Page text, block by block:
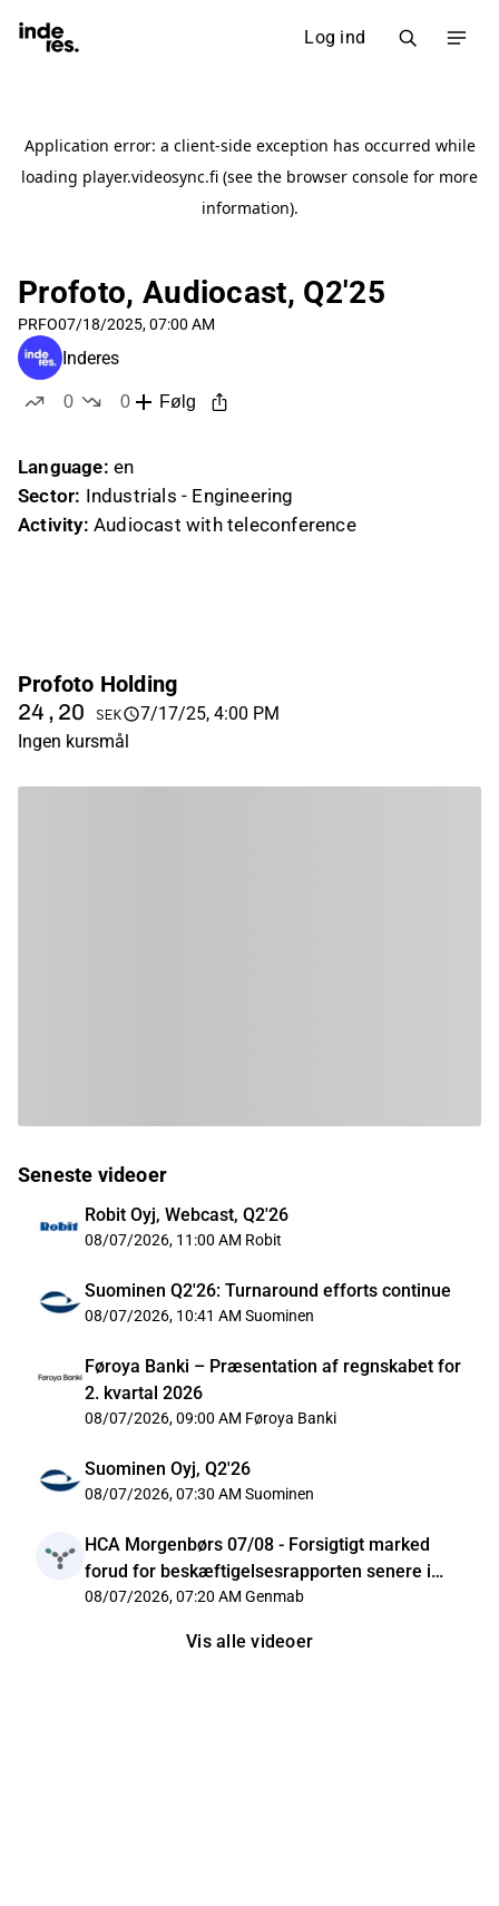
Log ind
Profoto, Audiocast, Q2'25
PRFO07/18/2025, 07:00 AM
Inderes
0
0
Følg
Language: en
Sector: Industrials - Engineering
Activity: Audiocast with teleconference
Profoto Holding
24,20 SEK
7/17/25, 4:00 PM
Ingen kursmål
Seneste videoer
Robit Oyj, Webcast, Q2'26
08/07/2026, 11:00 AM Robit
Suominen Q2'26: Turnaround efforts continue
08/07/2026, 10:41 AM Suominen
Føroya Banki – Præsentation af regnskabet for
2. kvartal 2026
08/07/2026, 09:00 AM Føroya Banki
Suominen Oyj, Q2'26
08/07/2026, 07:30 AM Suominen
HCA Morgenbørs 07/08 - Forsigtigt marked
forud for beskæftigelsesrapporten senere i
dag
08/07/2026, 07:20 AM Genmab
Vis alle videoer